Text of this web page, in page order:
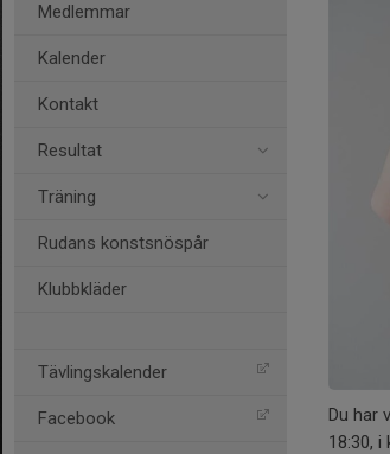
Medlemmar
Kalender
Kontakt
Resultat
Träning
Rudans konstsnöspår
Klubbkläder
Tävlingskalender
Facebook
Du har
18:30, i